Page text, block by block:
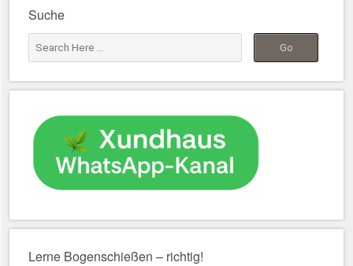
Suche
Lerne Bogenschießen – richtig!